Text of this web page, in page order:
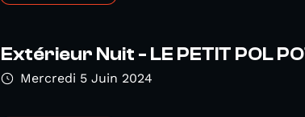
Extérieur Nuit - LE PETIT POL
Mercredi 5 Juin 2024